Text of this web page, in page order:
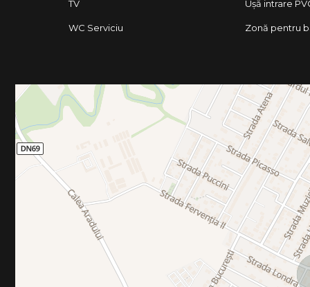
TV Ușă intrare
WC Serviciu Zonă pentru